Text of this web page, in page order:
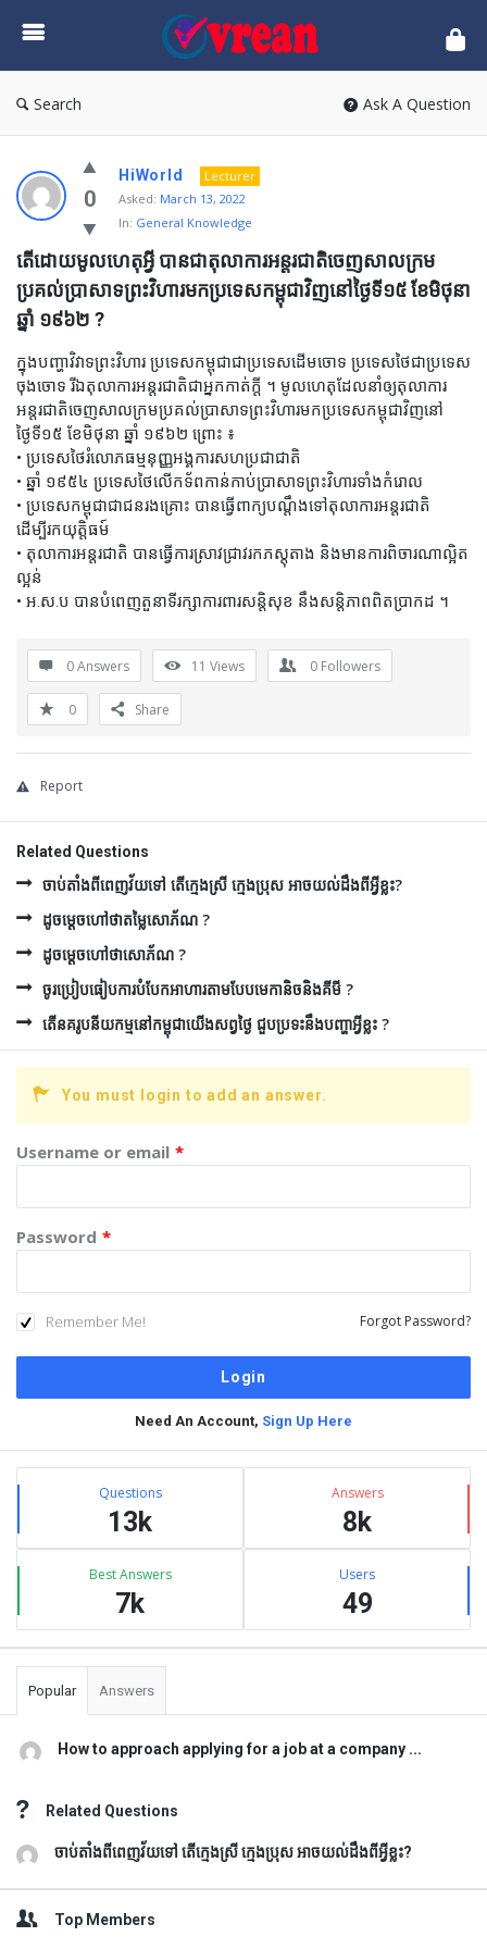
vrean.com
Search Ask A Question
0
HiWorld
Lecturer
Asked: March 13, 2022
In: General Knowledge
តើដោយមូលហេតុអ្វី បានជាតុលាការអន្តរជាតិចេញសាលក្រម
ប្រគល់ប្រាសាទព្រះវិហារមកប្រទេសកម្ពុជាវិញនៅថ្ងៃទី១៥ ខែមិថុនា
ឆ្នាំ ១៩៦២ ?
ក្នុងបញ្ហាវិវាទព្រះវិហារ ប្រទេសកម្ពុជាជាប្រទេសដើមចោទ ប្រទេសថៃជាប្រទេស
ចុងចោទ រីឯតុលាការអន្តរជាតិជាអ្នកកាត់ក្តី ។ មូលហេតុដែលនាំឲ្យតុលាការ
អន្តរជាតិចេញសាលក្រមប្រគល់ប្រាសាទព្រះវិហារមកប្រទេសកម្ពុជាវិញនៅ
ថ្ងៃទី១៥ ខែមិថុនា ឆ្នាំ ១៩៦២ ព្រោះ ៖
• ប្រទេសថៃរំលោភធម្មនុញ្ញអង្គការសហប្រជាជាតិ
• ឆ្នាំ ១៩៥៤ ប្រទេសថៃលើកទ័ពកាន់កាប់ប្រាសាទព្រះវិហារទាំងកំរោល
• ប្រទេសកម្ពុជាជាជនរងគ្រោះ បានធ្វើពាក្យបណ្តឹងទៅតុលាការអន្តរជាតិ
ដើម្បីរកយុត្តិធម៍
• តុលាការអន្តរជាតិ បានធ្វើការស្រាវជា្រវរកភស្តុតាង និងមានការពិចារណាល្អិត
ល្អន់
• អ.ស.ប បានបំពេញតួនាទីរក្សាការពារសន្តិសុខ នឹងសន្តិភាពពិតប្រាកដ ។
0 Answers 11 Views 0 Followers
0 Share
Report
Related Questions
ចាប់តាំងពីពេញវ័យទៅ តើក្មេងស្រី ក្មេងប្រុស អាចយល់ដឹងពីអ្វីខ្លះ?
ដូចម្ដេចហៅថាតម្លៃសោភ័ណ ?
ដូចម្ដេចហៅថាសោភ័ណ ?
ចូរប្រៀបធៀបការបំបែកអាហារតាមបែបមេកានិចនិងគីមី ?
តើនគរូបនីយកម្មនៅកម្ពុជាយើងសព្វថ្ងៃ ជួបប្រទះនឹងបញ្ហាអ្វីខ្លះ ?
You must login to add an answer.
Username or email *
Password *
Remember Me! Forgot Password?
Need An Account, Sign Up Here
Sidebar
Stats Questions
13k
Answers
8k
Best Answers
7k
Users
49
Popular Answers
How to approach applying for a job at a company ...
Related Questions
ចាប់តាំងពីពេញវ័យទៅ តើក្មេងស្រី ក្មេងប្រុស អាចយល់ដឹងពីអ្វីខ្លះ?
Top Members